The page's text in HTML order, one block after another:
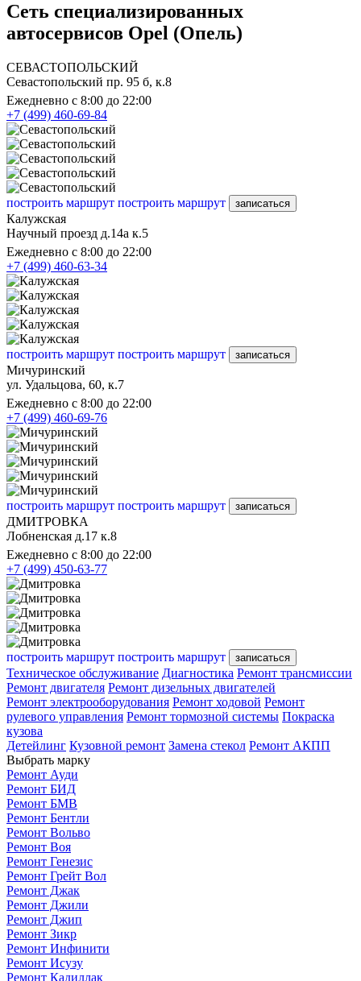
Сеть специализированных
автосервисов Opel (Опель)
СЕВАСТОПОЛЬСКИЙ
Севастопольский пр. 95 б, к.8
Ежедневно с 8:00 до 22:00
+7 (499) 460-69-84
построить маршрут построить маршрут записаться
Калужская
Научный проезд д.14а к.5
Ежедневно с 8:00 до 22:00
+7 (499) 460-63-34
построить маршрут построить маршрут записаться
Мичуринский
ул. Удальцова, 60, к.7
Ежедневно с 8:00 до 22:00
+7 (499) 460-69-76
построить маршрут построить маршрут записаться
ДМИТРОВКА
Лобненская д.17 к.8
Ежедневно с 8:00 до 22:00
+7 (499) 450-63-77
построить маршрут построить маршрут записаться
Техническое обслуживание Диагностика Ремонт трансмиссии
Ремонт двигателя Ремонт дизельных двигателей
Ремонт электрооборудования Ремонт ходовой Ремонт
рулевого управления Ремонт тормозной системы Покраска
кузова
Детейлинг Кузовной ремонт Замена стекол Ремонт АКПП
Выбрать марку
Ремонт Ауди
Ремонт БИД
Ремонт БМВ
Ремонт Бентли
Ремонт Вольво
Ремонт Воя
Ремонт Генезис
Ремонт Грейт Вол
Ремонт Джак
Ремонт Джили
Ремонт Джип
Ремонт Зикр
Ремонт Инфинити
Ремонт Исузу
Ремонт Кадиллак